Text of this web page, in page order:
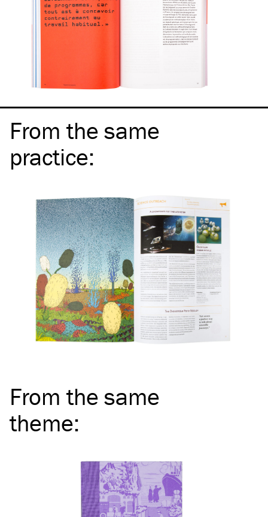
From the same
practice:
From the same
theme: